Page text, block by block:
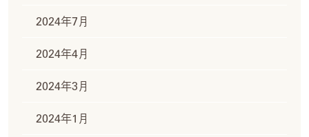
2024年7月
2024年4月
2024年3月
2024年1月